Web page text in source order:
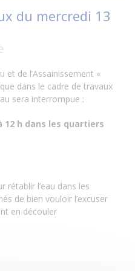
du mercredi 13
et de l’Assainissement «
dans le cadre de travaux
sera interrompue :
12 h dans les quartiers
l’eau dans les
de bien vouloir l’excuser
en découler